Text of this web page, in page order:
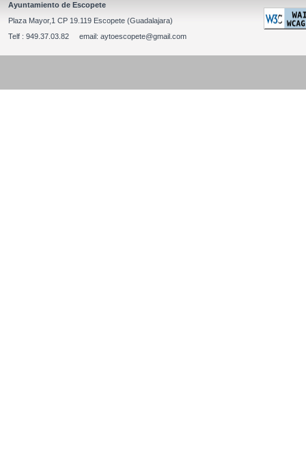
Ayuntamiento de Escopete
Plaza Mayor,1 CP 19.119 Escopete (Guadalajara)
Telf : 949.37.03.82 email: aytoescopete@gmail.com